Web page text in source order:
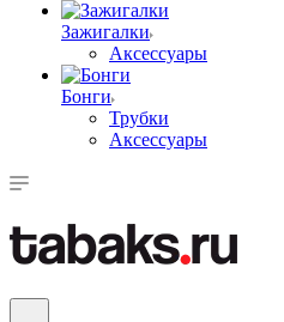
Зажигалки
Аксессуары
Бонги
Трубки
Аксессуары